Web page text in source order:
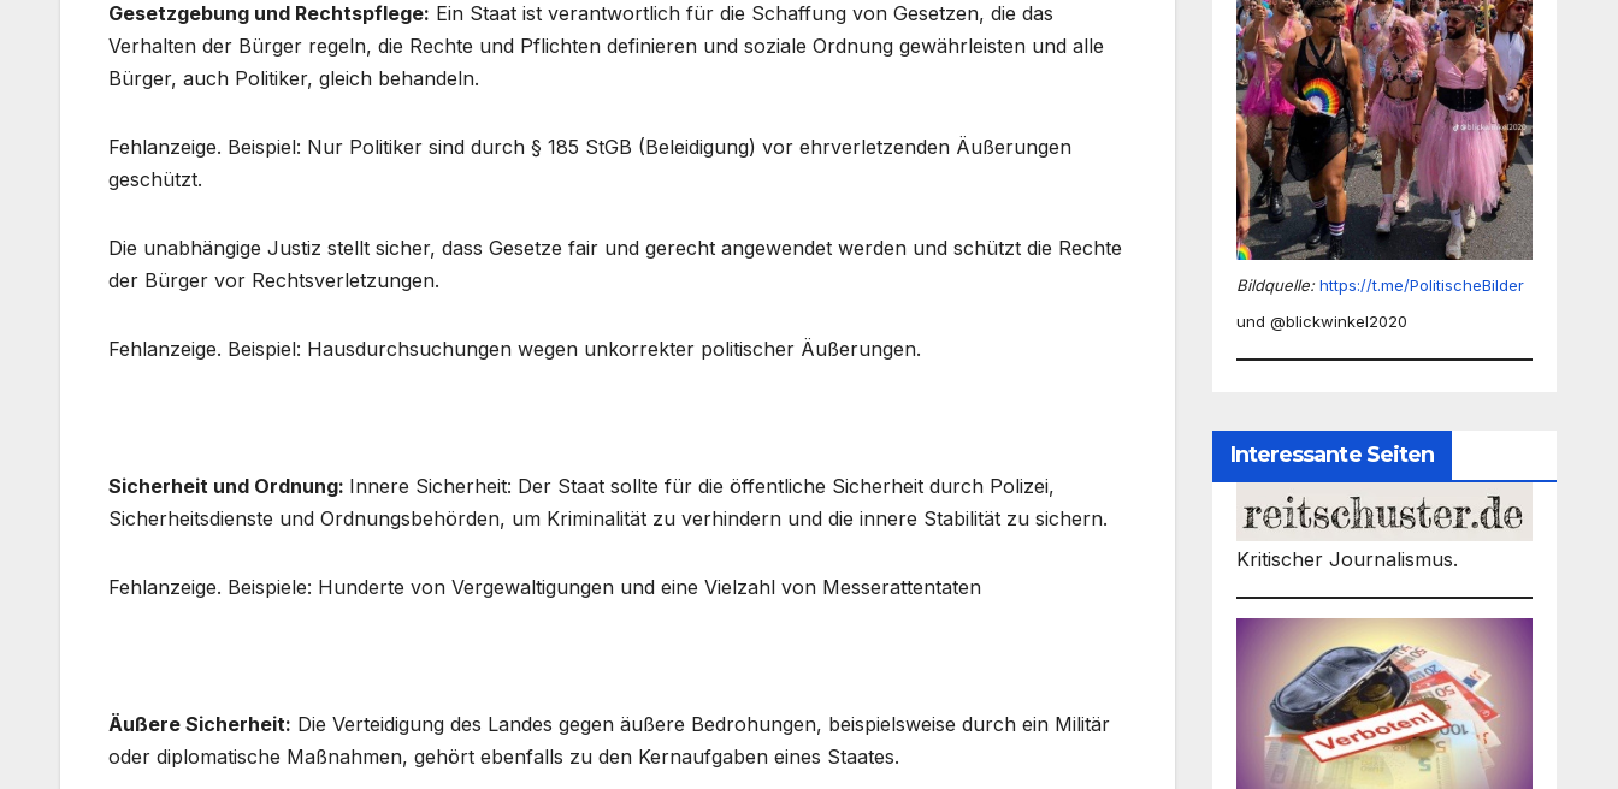
Gesetzgebung und Rechtspflege: Ein Staat ist verantwortlich für die Schaffung von Gesetzen, die das
Verhalten der Bürger regeln, die Rechte und Pflichten definieren und soziale Ordnung gewährleisten und alle
Bürger, auch Politiker, gleich behandeln.
Fehlanzeige. Beispiel: Nur Politiker sind durch § 185 StGB (Beleidigung) vor ehrverletzenden Äußerungen
geschützt.
Die unabhängige Justiz stellt sicher, dass Gesetze fair und gerecht angewendet werden und schützt die Rechte
der Bürger vor Rechtsverletzungen.
Fehlanzeige. Beispiel: Hausdurchsuchungen wegen unkorrekter politischer Äußerungen.
Sicherheit und Ordnung: Innere Sicherheit: Der Staat sollte für die öffentliche Sicherheit durch Polizei,
Sicherheitsdienste und Ordnungsbehörden, um Kriminalität zu verhindern und die innere Stabilität zu sichern.
Fehlanzeige. Beispiele: Hunderte von Vergewaltigungen und eine Vielzahl von Messerattentaten
Äußere Sicherheit: Die Verteidigung des Landes gegen äußere Bedrohungen, beispielsweise durch ein Militär
oder diplomatische Maßnahmen, gehört ebenfalls zu den Kernaufgaben eines Staates.
Bildquelle: https://t.me/PolitischeBilder
und @blickwinkel2020
Interessante Seiten
Kritischer Journalismus.